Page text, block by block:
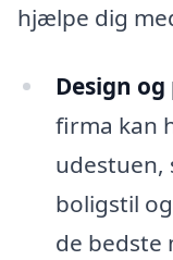
hjælpe dig
Design
firma kan
udestuen,
boligstil
de bedste